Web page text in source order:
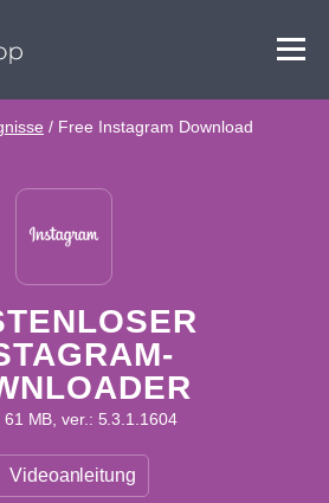
/ Free Instagram Download
MB, ver.: 5.3.1.1604
Videoanleitung